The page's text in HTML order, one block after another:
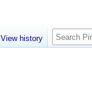
View history Search